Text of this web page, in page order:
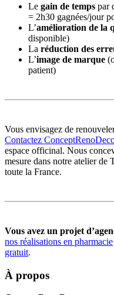
Le gain de temps par
= 2h30 gagnées/jour
L’amélioration de la
disponible)
La réduction des
L’image de marque
patient)
Vous envisagez de
Contactez
espace officinal. Nous
mesure dans notre atelier de
toute la France.
Vous avez un projet
nos réalisations en pharmacie
gratuit.
À propos